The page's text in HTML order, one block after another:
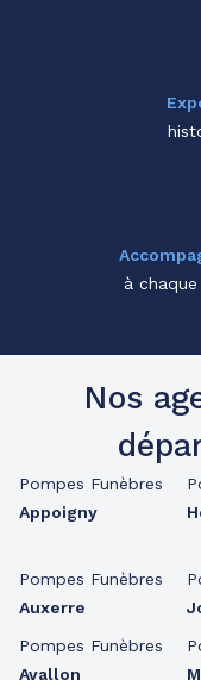
à
Nos
Pompes Funèbres
Appoigny
Pompes Funèbres
Auxerre
Pompes Funèbres
Avallon